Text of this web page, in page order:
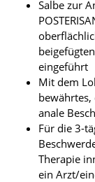
Salbe zur
eingeführt
Mit dem
anale
Für die 3-
Therapie
ein Arzt/